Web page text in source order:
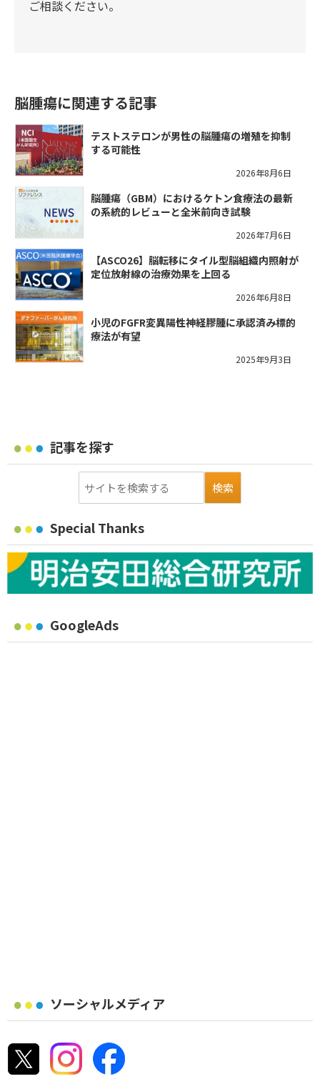
ご相談ください。
脳腫瘍に関連する記事
テストステロンが男性の脳腫瘍の増殖を抑制
する可能性
2026年8月6日
脳腫瘍（GBM）におけるケトン食療法の最新
の系統的レビューと全米前向き試験
2026年7月6日
【ASCO26】脳転移にタイル型脳組織内照射が
定位放射線の治療効果を上回る
2026年6月8日
小児のFGFR変異陽性神経膠腫に承認済み標的
療法が有望
2025年9月3日
記事を探す
Special Thanks
GoogleAds
ソーシャルメディア